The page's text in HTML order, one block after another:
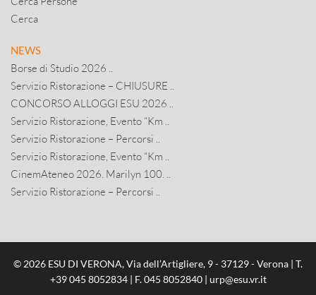
Cerca
NEWS
Borse di Studio 2026 ..
Servizio Ristorazione – CHIUSURE ..
CONCORSO ALLOGGI ESU 2026 ..
Servizio Ristorazione, Evento “Km ..
Servizio Ristorazione – Percorsi ..
Servizio Ristorazione, Evento “Km ..
CinemAteneo 2026. Marilyn 100. ..
Servizio Ristorazione – Percorsi ..
© 2026 ESU DI VERONA, Via dell’Artigliere, 9 - 37129 - Verona | T.
+39 045 8052834| F. 045 8052840 | urp@esu.vr.it